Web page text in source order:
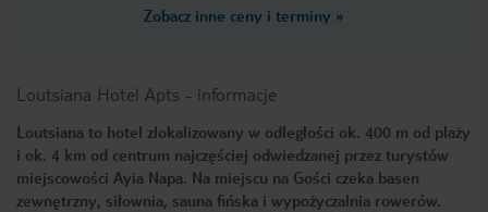
Zobacz inne ceny i terminy »
Loutsiana Hotel Apts - informacje
Loutsiana to hotel zlokalizowany w odległości ok. 400 m od plaży
i ok. 4 km od centrum najczęściej odwiedzanej przez turystów
miejscowości Ayia Napa. Na miejscu na Gości czeka basen
zewnętrzny, siłownia, sauna fińska i wypożyczalnia rowerów.